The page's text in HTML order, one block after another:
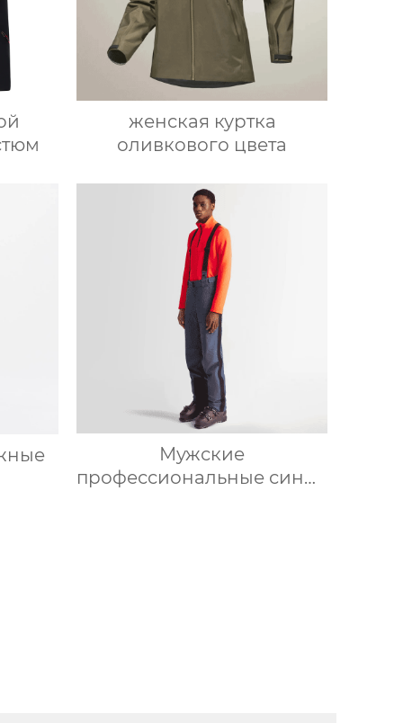
женская куртка
оливкового цвета
Мужские
профессиональные синие